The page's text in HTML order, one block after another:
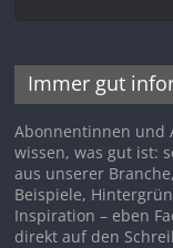
Immer gut
Abonnentinnen und
wissen, was gut ist:
aus unserer
Beispiele,
Inspiration – eben
direkt auf den